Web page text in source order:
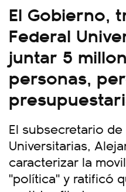
El Gobierno,
Federal
juntar 5
personas,
El subsecretario de
Universitarias,
caracterizar la
"política" y ratificó